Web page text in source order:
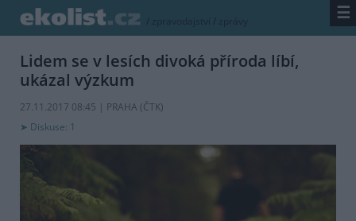
/ zpravodajství / zprávy ☰
Lidem se v lesích divoká příroda líbí,
ukázal výzkum
27.11.2017 08:45 | PRAHA (ČTK)
Diskuse: 1